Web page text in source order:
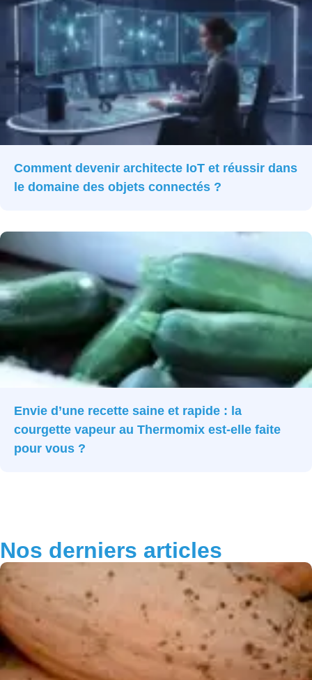
Comment devenir architecte IoT et réussir dans
le domaine des objets connectés ?
Envie d’une recette saine et rapide : la
courgette vapeur au Thermomix est-elle faite
pour vous ?
Nos derniers articles